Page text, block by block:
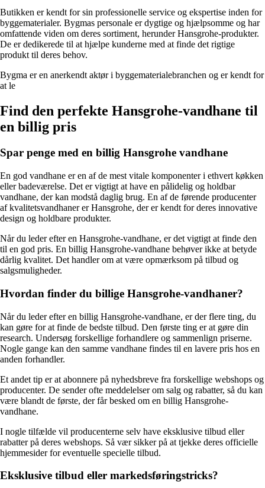
Butikken er kendt for sin professionelle service og ekspertise inden for
byggematerialer. Bygmas personale er dygtige og hjælpsomme og har
omfattende viden om deres sortiment, herunder Hansgrohe-produkter.
De er dedikerede til at hjælpe kunderne med at finde det rigtige
produkt til deres behov.
Bygma er en anerkendt aktør i byggematerialebranchen og er kendt for
at le
Find den perfekte Hansgrohe-vandhane til
en billig pris
Spar penge med en billig Hansgrohe vandhane
En god vandhane er en af ​​de mest vitale komponenter i ethvert køkken
eller badeværelse. Det er vigtigt at have en pålidelig og holdbar
vandhane, der kan modstå daglig brug. En af de førende producenter
af kvalitetsvandhaner er Hansgrohe, der er kendt for deres innovative
design og holdbare produkter.
Når du leder efter en Hansgrohe-vandhane, er det vigtigt at finde den
til en god pris. En billig Hansgrohe-vandhane behøver ikke at betyde
dårlig kvalitet. Det handler om at være opmærksom på tilbud og
salgsmuligheder.
Hvordan finder du billige Hansgrohe-vandhaner?
Når du leder efter en billig Hansgrohe-vandhane, er der flere ting, du
kan gøre for at finde de bedste tilbud. Den første ting er at gøre din
research. Undersøg forskellige forhandlere og sammenlign priserne.
Nogle gange kan den samme vandhane findes til en lavere pris hos en
anden forhandler.
Et andet tip er at abonnere på nyhedsbreve fra forskellige webshops og
producenter. De sender ofte meddelelser om salg og rabatter, så du kan
være blandt de første, der får besked om en billig Hansgrohe-
vandhane.
I nogle tilfælde vil producenterne selv have eksklusive tilbud eller
rabatter på deres webshops. Så vær sikker på at tjekke deres officielle
hjemmesider for eventuelle specielle tilbud.
Eksklusive tilbud eller markedsføringstricks?